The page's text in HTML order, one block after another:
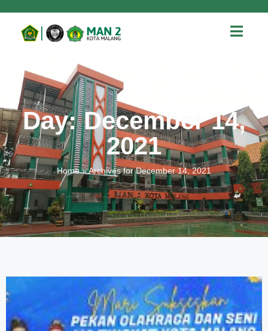
Day: December 14,
2021
Home»Archives for December 14, 2021